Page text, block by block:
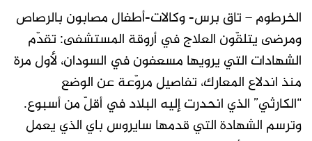
الخرطوم – تاق برس- وكالات-أطفال مصابون بالرصاص
ومرضى يتلقّون العلاج في أروقة المستشفى: تقدّم
الشهادات التي يرويها مسعفون في السودان، لأول مرة
منذ اندلاع المعارك، تفاصيل مروّعة عن الوضع
“الكارثي” الذي انحدرت إليه البلاد في أقلّ من أسبوع.
وترسم الشهادة التي قدمها سايروس باي الذي يعمل